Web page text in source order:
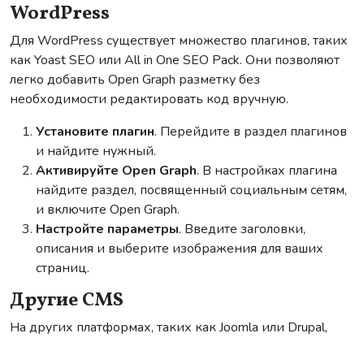
WordPress
Для WordPress существует множество плагинов, таких
как Yoast SEO или All in One SEO Pack. Они позволяют
легко добавить Open Graph разметку без
необходимости редактировать код вручную.
Установите плагин. Перейдите в раздел плагинов
и найдите нужный.
Активируйте Open Graph. В настройках плагина
найдите раздел, посвященный социальным сетям,
и включите Open Graph.
Настройте параметры. Введите заголовки,
описания и выберите изображения для ваших
страниц.
Другие CMS
На других платформах, таких как Joomla или Drupal,